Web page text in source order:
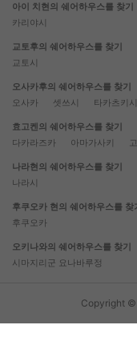
아이 치현의 쉐어하우스를 찾기
카리야시
교토후의 쉐어하우스를 찾기
교토시
오사카후의 쉐어하우스를 찾기
오사카
셋쓰시 타카츠키시
효고켄의 쉐어하우스를 찾기
다카라즈카
아마가사키
나라현의 쉐어하우스를 찾기
나라시
후쿠오카 현의 쉐어하우스를 찾
후쿠오카
오키나와의 쉐어하우스를 찾기
시마지리군 요나바루정
Copyright ©